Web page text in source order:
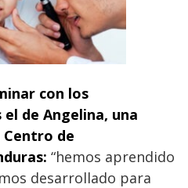
con los
de Angelina, una
de
“hemos aprendido
desarrollado para